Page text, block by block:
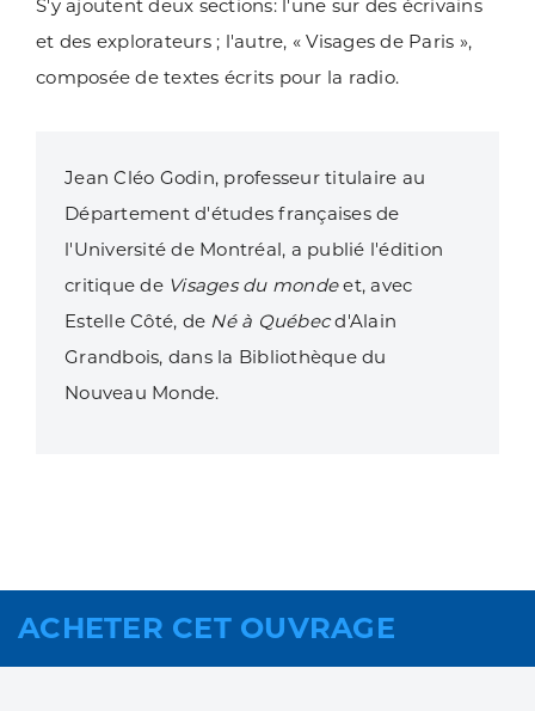
S'y ajoutent deux sections: l'une sur des écrivains
et des explorateurs ; l'autre, « Visages de Paris »,
composée de textes écrits pour la radio.
Jean Cléo Godin, professeur titulaire au
Département d'études françaises de
l'Université de Montréal, a publié l'édition
critique de Visages du mondeet, avec
Estelle Côté, de Né à Québecd'Alain
Grandbois, dans la Bibliothèque du
Nouveau Monde.
ACHETER CET OUVRAGE